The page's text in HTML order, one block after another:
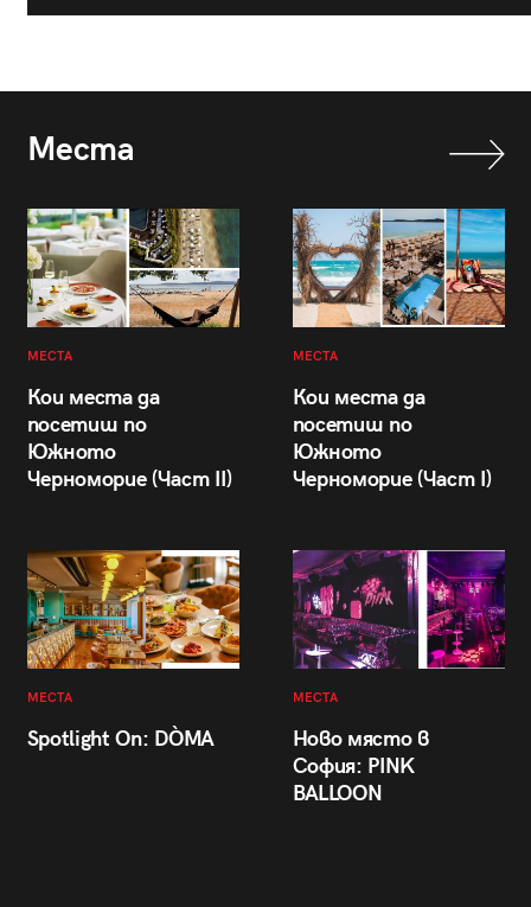
Места
МЕСТА
Кои места да
посетиш по
Южното
Черноморие (Част II)
МЕСТА
Кои места да
посетиш по
Южното
Черноморие (Част I)
МЕСТА
Spotlight On: DÒMA
МЕСТА
Ново място в
София: PINK
BALLOON